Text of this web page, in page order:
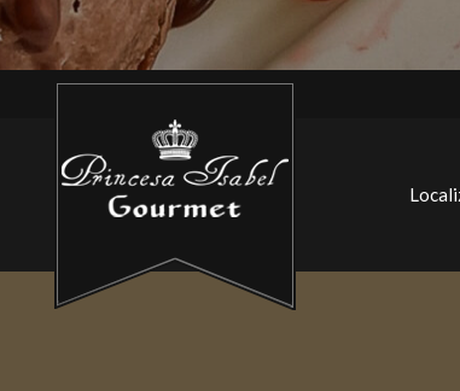
Isabel
Gourmet
Petrópolis